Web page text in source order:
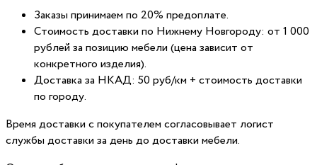
Заказы принимаем по 20% предоплате.
Стоимость доставки по Нижнему Новгороду: от 1 000
рублей за позицию мебели (цена зависит от
конкретного изделия).
Доставка за НКАД: 50 руб/км + стоимость доставки
по городу.
Время доставки с покупателем согласовывает логист
службы доставки за день до доставки мебели.